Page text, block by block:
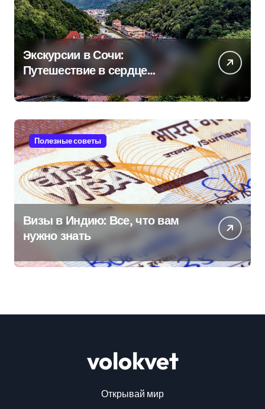
Экскурсии в Сочи:
Путешествие в сердце
Черноморского курорта
Полезные советы
Визы в Индию: Все, что вам
нужно знать
volokvet
Открывай мир